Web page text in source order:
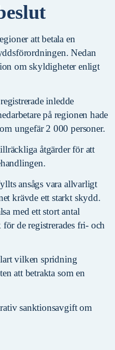
att betala en
Nedan
om skyldigheter enligt
inledde
på regionen hade
ungefär 2 000 personer.
åtgärder för att
ansågs vara allvarligt
krävde ett starkt skydd.
med ett stort antal
de registrerades fri- och
vilken spridning
att betrakta som en
sanktionsavgift om